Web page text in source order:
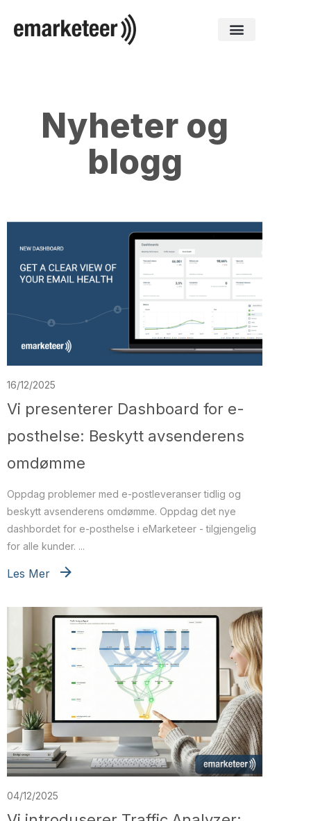
Nyheter og
blogg
16/12/2025
Vi presenterer Dashboard for e-
posthelse: Beskytt avsenderens
omdømme
Oppdag problemer med e-postleveranser tidlig og
beskytt avsenderens omdømme. Oppdag det nye
dashbordet for e-posthelse i eMarketeer - tilgjengelig
for alle kunder. ...
Les Mer
04/12/2025